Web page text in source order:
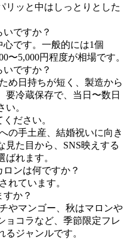
リッと中はしっとりとした
ですか？
心です。一般的には1個
〜5,000円程度が相場です。
ですか？
め日持ちが短く、製造から
要冷蔵保存で、当日〜数日
。
ださい。
の手土産、結婚祝いに向き
見た目から、SNS映えする
れます。
ンは何ですか？
れています。
か？
やマンゴー、秋はマロンや
ョコラなど、季節限定フレ
ジャンルです。